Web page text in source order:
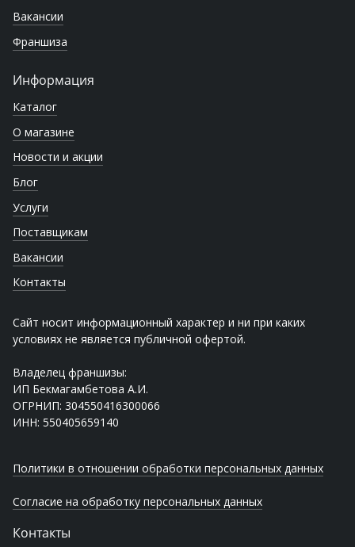
Вакансии
Франшиза
Информация
Каталог
О магазине
Новости и акции
Блог
Услуги
Поставщикам
Вакансии
Контакты
Сайт носит информационный характер и ни при каких
условиях не является публичной офертой.
Владелец франшизы:
ИП Бекмагамбетова А.И.
ОГРНИП: 304550416300066
ИНН: 550405659140
Политики в отношении обработки персональных данных
Согласие на обработку персональных данных
Контакты